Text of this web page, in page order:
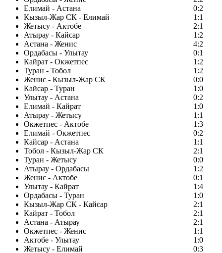
Елимай - Астана
0:2
Кызыл-Жар СК - Елимай
1:1
Жетысу - Актобе
2:1
Атырау - Кайсар
1:2
Астана - Женис
4:2
Ордабасы - Улытау
0:1
Кайрат - Окжетпес
1:2
Туран - Тобол
1:2
Женис - Кызыл-Жар СК
0:0
Кайсар - Туран
1:0
Улытау - Астана
0:2
Елимай - Кайрат
1:0
Атырау - Жетысу
1:1
Окжетпес - Актобе
1:3
Елимай - Окжетпес
0:2
Кайсар - Астана
1:1
Тобол - Кызыл-Жар СК
2:1
Туран - Жетысу
0:0
Атырау - Ордабасы
1:2
Женис - Актобе
0:1
Улытау - Кайрат
1:4
Ордабасы - Туран
1:0
Кызыл-Жар СК - Кайсар
2:1
Кайрат - Тобол
2:1
Астана - Атырау
2:1
Окжетпес - Женис
1:1
Актобе - Улытау
1:0
Жетысу - Елимай
0:3